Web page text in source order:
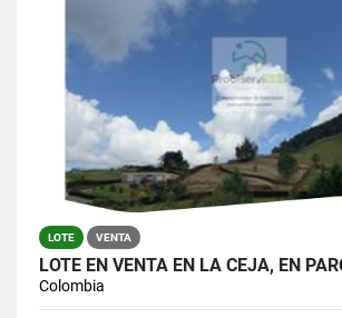
LOTE VENTA
LOTE EN VENTA EN LA CEJA, EN
Colombia